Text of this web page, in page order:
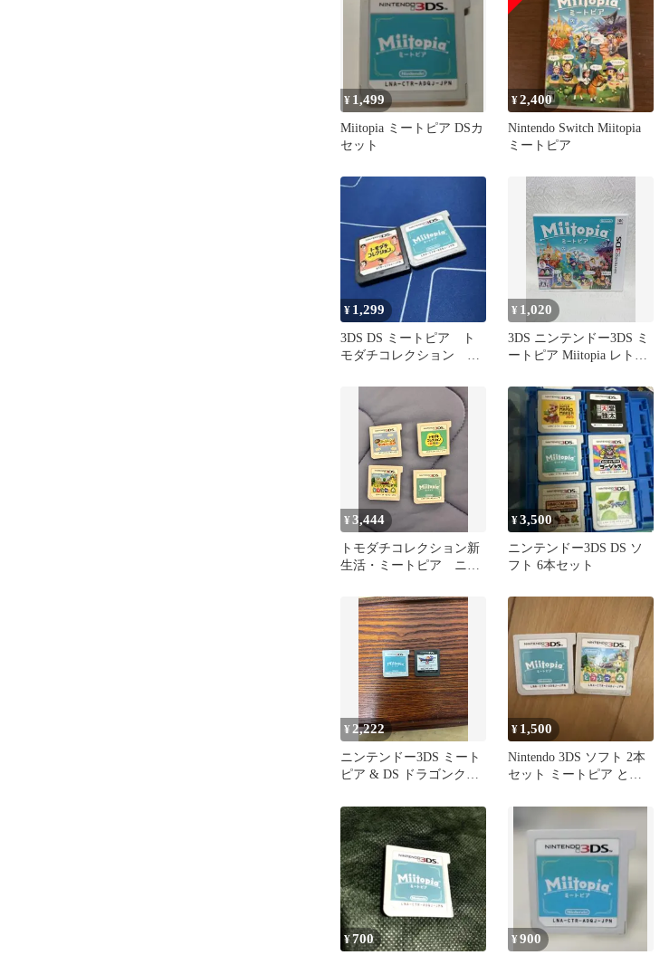
¥ 1,499
Miitopia ミートピア DSカ
セット
¥2,400
Nintendo Switch Miitopia
ミートピア
¥ 1,299
3DS DS ミートピア ト
モダチコレクション 2
¥ 1,020
3DS ニンテンドー3DS ミ
ートピア Miitopia レトロ
¥3,444
トモダチコレクション新
生活・ミートピア ニン
どう森
¥3,500
ニンテンドー3DS DS ソ
フト 6本セット
¥2,222
ニンテンドー3DS ミート
ピア & DS ドラゴンクエ
¥ 1,500
Nintendo 3DS ソフト 2本
セット ミートピア とび
¥700 ¥900